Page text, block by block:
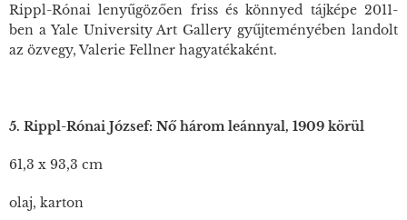
Rippl-Rónai lenyűgözően friss és könnyed tájképe 2011-
ben a Yale University Art Gallery gyűjteményében landolt
az özvegy, Valerie Fellner hagyatékaként.
5. Rippl-Rónai József: Nő három leánnyal, 1909 körül
61,3 x 93,3 cm
olaj, karton